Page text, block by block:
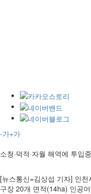
-가+가
소청·덕적·자월 해역에 투입
[뉴스통신=김상섭 기자] 인천
구장 20개 면적(14ha) 인공